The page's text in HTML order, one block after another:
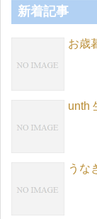
新着記事
お歳
unth
うな